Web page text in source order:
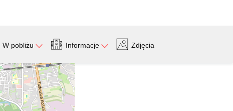
W pobliżu Informacje Zdjęcia